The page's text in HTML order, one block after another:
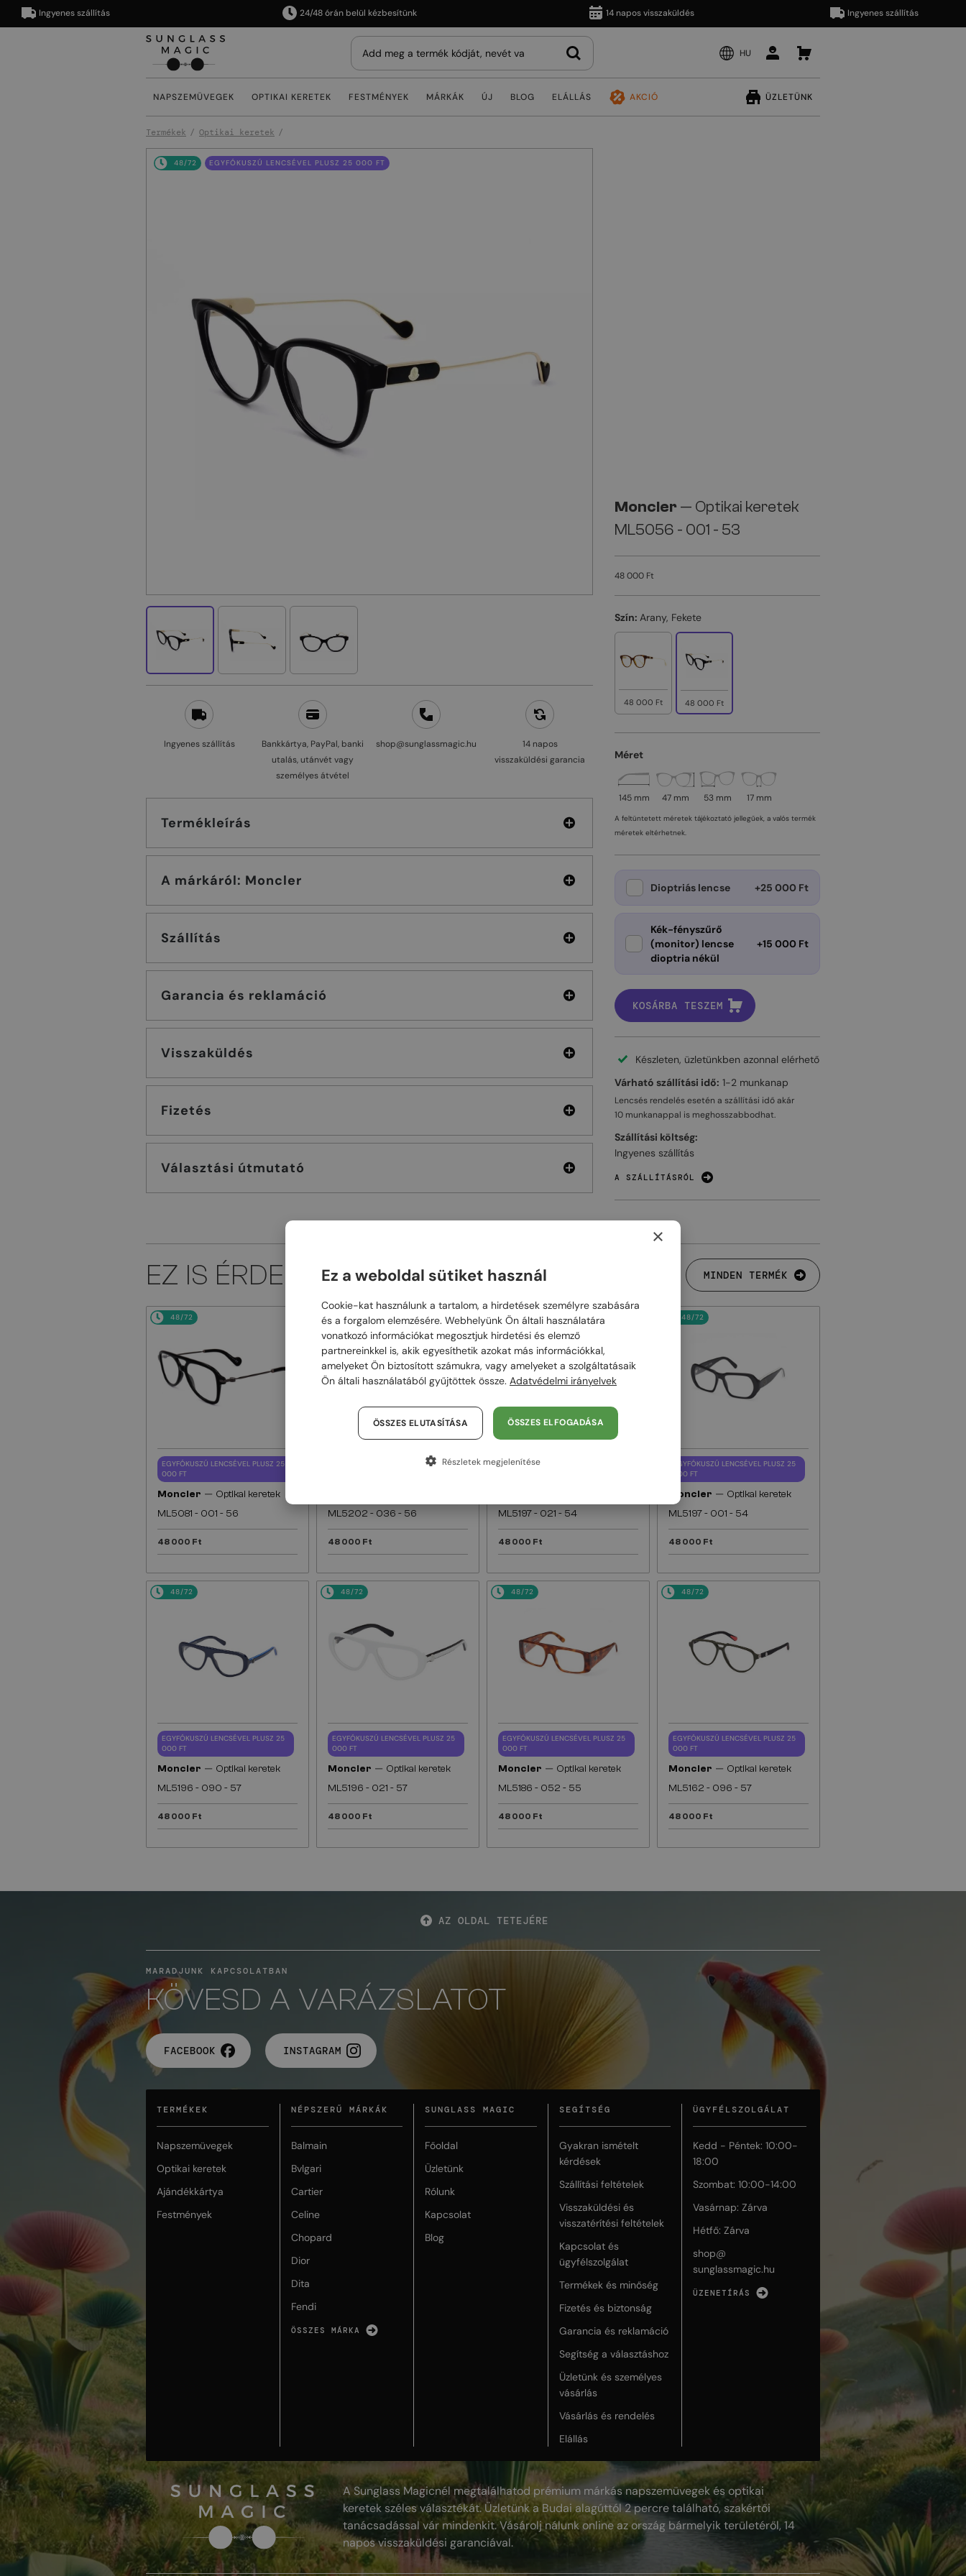
Ingyenes szállítás 24/48 órán belül kézbesítünk 14 napos visszaküldés Ingyenes szállítás
HU
NAPSZEMÜVEGEK OPTIKAI KERETEK FESTMÉNYEK MÁRKÁK ÚJ BLOG ELÁLLÁS AKCIÓ ÜZLETÜNK
Termékek Optikai keretek
48/72 EGYFÓKUSZÚ LENCSÉVEL PLUSZ 25 000 FT
Ingyenes szállítás
Bankkártya, PayPal, banki
utalás, utánvét vagy
személyes átvétel
shop@sunglassmagic.hu
14 napos
visszaküldési garancia
Termékleírás
A márkáról: Moncler
Szállítás
Garancia és reklamáció
Visszaküldés
Fizetés
Választási útmutató
Moncler — Optikai keretek
ML5056 - 001 - 53
48 000 Ft
Szín: Arany, Fekete
48 000 Ft 48 000 Ft
Méret
145 mm 47 mm 53 mm 17 mm
A feltüntetett méretek tájékoztató jellegűek, a valós termék
méretek eltérhetnek.
Dioptriás lencse +25 000 Ft
Kék-fényszűrő
(monitor) lencse
dioptria nékül
+15 000 Ft
KOSÁRBA TESZEM
Készleten, üzletünkben azonnal elérhető
Várható szállítási idő: 1-2 munkanap
Lencsés rendelés esetén a szállítási idő akár
10 munkanappal is meghosszabbodhat.
Szállítási költség:
Ingyenes szállítás
A SZÁLLÍTÁSRÓL
EZ IS ÉRDEKELHET MINDEN TERMÉK
48/72
EGYFÓKUSZÚ LENCSÉVEL PLUSZ 25
000 FT
Moncler — Optikai keretek
ML5081 - 001 - 56
48 000 Ft
48/72
EGYFÓKUSZÚ LENCSÉVEL PLUSZ 25
ML5202 - 036 - 56
48 000 Ft
48/72
EGYFÓKUSZÚ LENCSÉVEL PLUSZ 25
ML5197 - 021 - 54
48 000 Ft
48/72
EGYFÓKUSZÚ LENCSÉVEL PLUSZ 25
000 FT
Moncler — Optikai keretek
ML5197 - 001 - 54
48 000 Ft
48/72
EGYFÓKUSZÚ LENCSÉVEL PLUSZ 25
000 FT
Moncler — Optikai keretek
ML5196 - 090 - 57
48 000 Ft
48/72
EGYFÓKUSZÚ LENCSÉVEL PLUSZ 25
000 FT
Moncler — Optikai keretek
ML5196 - 021 - 57
48 000 Ft
48/72
EGYFÓKUSZÚ LENCSÉVEL PLUSZ 25
000 FT
Moncler — Optikai keretek
ML5186 - 052 - 55
48 000 Ft
48/72
EGYFÓKUSZÚ LENCSÉVEL PLUSZ 25
000 FT
Moncler — Optikai keretek
ML5162 - 096 - 57
48 000 Ft
AZ OLDAL TETEJÉRE
MARADJUNK KAPCSOLATBAN
KÖVESD A VARÁZSLATOT
FACEBOOK INSTAGRAM
TERMÉKEK
Napszemüvegek
Optikai keretek
Ajándékkártya
Festmények
NÉPSZERŰ MÁRKÁK
Balmain
Bvlgari
Cartier
Celine
Chopard
Dior
Dita
Fendi
ÖSSZES MÁRKA
SUNGLASS MAGIC
Főoldal
Üzletünk
Rólunk
Kapcsolat
Blog
SEGÍTSÉG
Gyakran ismételt
kérdések
Szállítási feltételek
Visszaküldési és
visszatérítési feltételek
Kapcsolat és
ügyfélszolgálat
Termékek és minőség
Fizetés és biztonság
Garancia és reklamáció
Segítség a választáshoz
Üzletünk és személyes
vásárlás
Vásárlás és rendelés
Elállás
ÜGYFÉLSZOLGÁLAT
Kedd - Péntek: 10:00-
18:00
Szombat: 10:00-14:00
Vasárnap: Zárva
Hétfő: Zárva
shop@
sunglassmagic.hu
ÜZENETÍRÁS
A Sunglass Magicnél megtalálhatod prémium márkás napszemüvegek és optikai
keretek széles választékát. Üzletünk a Budai alagúttól 2 percre található, szakértői
tanácsadással vár mindenkit. Vásárolj nálunk online az ország bármelyik területéről, 14
napos visszaküldési garanciával.
×
Ez a weboldal sütiket használ
Cookie-kat használunk a tartalom, a hirdetések személyre szabására
és a forgalom elemzésére. Webhelyünk Ön általi használatára
vonatkozó információkat megosztjuk hirdetési és elemző
partnereinkkel is, akik egyesíthetik azokat más információkkal,
amelyeket Ön biztosított számukra, vagy amelyeket a szolgáltatásaik
Ön általi használatából gyűjtöttek össze. Adatvédelmi irányelvek
ÖSSZES ELFOGADÁSA
ÖSSZES ELUTASÍTÁSA
Részletek megjelenítése